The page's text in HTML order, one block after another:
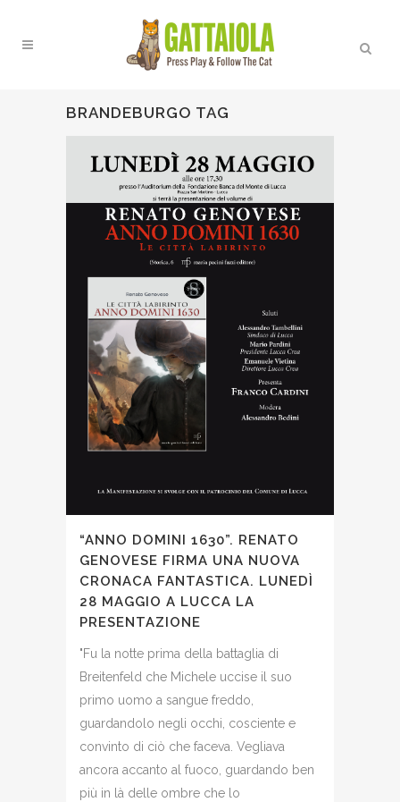
BRANDEBURGO TAG
“ANNO DOMINI 1630”. RENATO
GENOVESE FIRMA UNA NUOVA
CRONACA FANTASTICA. LUNEDÌ
28 MAGGIO A LUCCA LA
PRESENTAZIONE
"Fu la notte prima della battaglia di
Breitenfeld che Michele uccise il suo
primo uomo a sangue freddo,
guardandolo negli occhi, cosciente e
convinto di ciò che faceva. Vegliava
ancora accanto al fuoco, guardando ben
più in là delle ombre che lo